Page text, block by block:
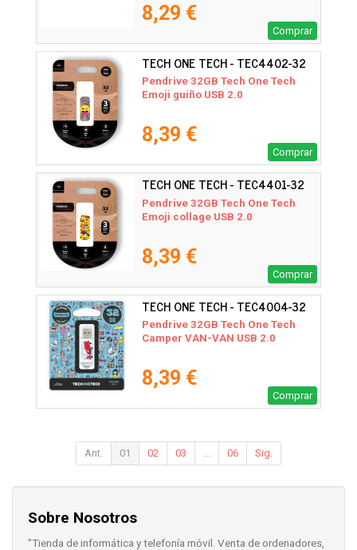
8,29 €
Comprar
TECH ONE TECH - TEC4402-32
Pendrive 32GB Tech One Tech
Emoji guiño USB 2.0
8,39 €
Comprar
TECH ONE TECH - TEC4401-32
Pendrive 32GB Tech One Tech
Emoji collage USB 2.0
8,39 €
Comprar
TECH ONE TECH - TEC4004-32
Pendrive 32GB Tech One Tech
Camper VAN-VAN USB 2.0
8,39 €
Comprar
Ant. 01 02 03 06 Sig.
Sobre Nosotros
"Tienda de informática y telefonía móvil. Venta de ordenadores,